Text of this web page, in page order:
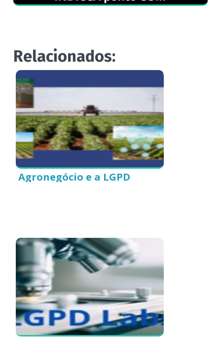
Relacionados:
Agronegócio e a LGPD